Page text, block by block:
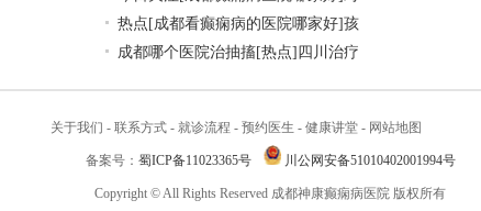
热点[成都看癫痫病的医院哪家好]孩
成都哪个医院治抽搐[热点]四川治疗
关于我们 - 联系方式 - 就诊流程 - 预约医生 - 健康讲堂 - 网站地图
备案号： 蜀ICP备11023365号 川公网安备51010402001994号
Copyright © All Rights Reserved 成都神康癫痫病医院 版权所有